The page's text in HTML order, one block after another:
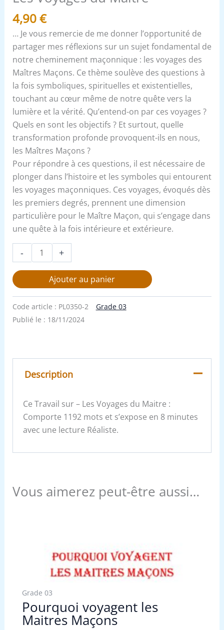
4,90€
… Je vous remercie de me donner l’opportunité de
partager mes réflexions sur un sujet fondamental de
notre cheminement maçonnique : les voyages des
Maîtres Maçons. Ce thème soulève des questions à
la fois symboliques, spirituelles et existentielles,
touchant au cœur même de notre quête vers la
lumière et la vérité. Qu’entend-on par ces voyages ?
Quels en sont les objectifs ? Et surtout, quelle
transformation profonde provoquent-ils en nous,
les Maîtres Maçons ?
Pour répondre à ces questions, il est nécessaire de
plonger dans l’histoire et les symboles qui entourent
les voyages maçonniques. Ces voyages, évoqués dès
les premiers degrés, prennent une dimension
particulière pour le Maître Maçon, qui s’engage dans
une quête à la fois intérieure et extérieure.
- +
Ajouter au panier
Code article : PL0350-2
Grade 03
Publié le : 18/11/2024
Description
Ce Travail sur – Les Voyages du Maitre :
Comporte 1192 mots et s’expose en 8 minutes
avec une lecture Réaliste.
Vous aimerez peut-être aussi…
Grade 03
Pourquoi voyagent les
Maitres Maçons